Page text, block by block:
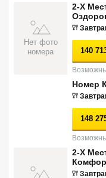
Нет фото
номера
2-Х
140
Номер
148
2-Х
Сетевые отели ОАЭ
Сетевые отели
Сетевые отели Шри
Сетевые отели
Сетевые отели Бали